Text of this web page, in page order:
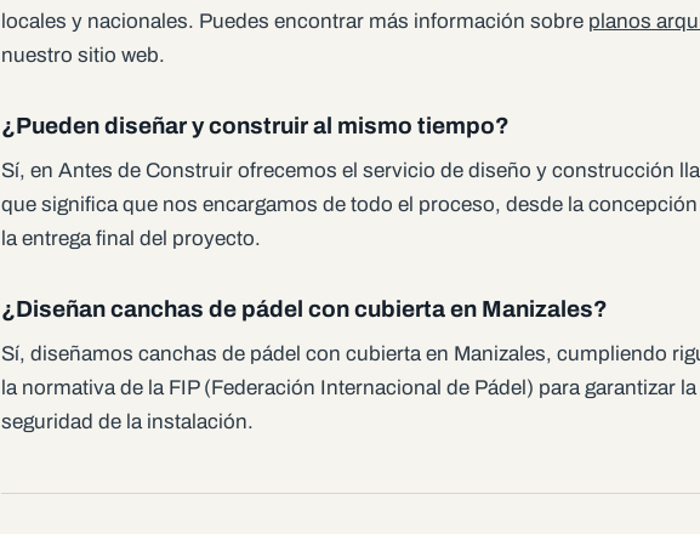
locales y nacionales. Puedes encontrar más información sobre planos
nuestro sitio web.
¿Pueden diseñar y construir al mismo tiempo?
Sí, en Antes de Construir ofrecemos el servicio de diseño y construcción
que significa que nos encargamos de todo el proceso, desde la
la entrega final del proyecto.
¿Diseñan canchas de pádel con cubierta en Manizales?
Sí, diseñamos canchas de pádel con cubierta en Manizales, cumpliendo
la normativa de la FIP (Federación Internacional de Pádel) para garantizar
seguridad de la instalación.